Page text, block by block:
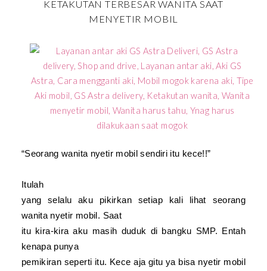
KETAKUTAN TERBESAR WANITA SAAT
MENYETIR MOBIL
“Seorang wanita nyetir mobil sendiri itu kece!!”
Itulah
yang selalu aku pikirkan setiap kali lihat seorang
wanita nyetir mobil. Saat
itu kira-kira aku masih duduk di bangku SMP. Entah
kenapa punya
pemikiran seperti itu. Kece aja gitu ya bisa nyetir mobil